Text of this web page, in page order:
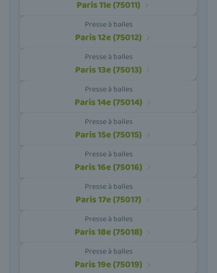
Paris 11e (75011)
Presse à balles
Paris 12e (75012)
Presse à balles
Paris 13e (75013)
Presse à balles
Paris 14e (75014)
Presse à balles
Paris 15e (75015)
Presse à balles
Paris 16e (75016)
Presse à balles
Paris 17e (75017)
Presse à balles
Paris 18e (75018)
Presse à balles
Paris 19e (75019)